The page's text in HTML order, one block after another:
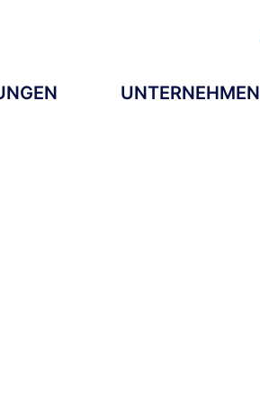
UNTERNEHMEN